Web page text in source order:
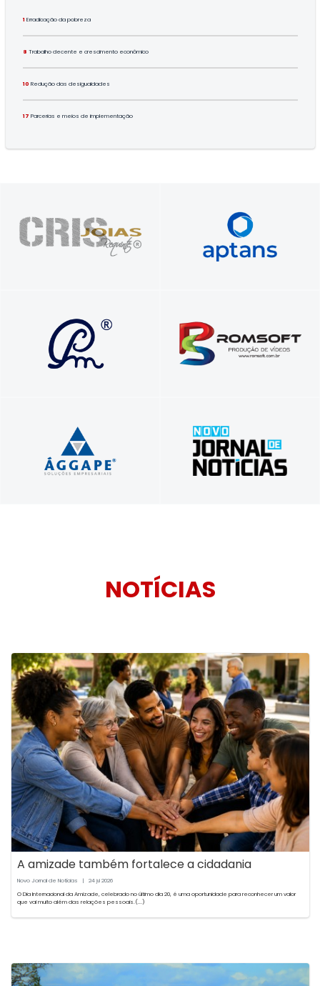
1 Erradicação da pobreza
8 Trabalho decente e crescimento econômico
10 Redução das desigualdades
17 Parcerias e meios de implementação
Presente nos seus melhores momentos
Foque no seu negócio.​ Nós cuidamos do
seu servidor​.
Soluções que transformam vidas e
carreiras com propósito e autenticidade
Vídeos comerciais, institucionais e para
treinamentos corporativos
Profissionais unidos a serviço do seu
sucesso!
Tradição em Informar, Inovação em
Comunicar
NOTÍCIAS
A amizade também fortalece a cidadania
Novo Jornal de Notícias | 24 jul2026
O Dia Internacional da Amizade, celebrado no último dia 20, é uma oportunidade para reconhecer um valor
que vai muito além das relações pessoais.(...)